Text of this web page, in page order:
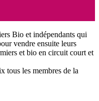
Bio et indépendants qui
vendre ensuite leurs
et bio en circuit court et
tous les membres de la